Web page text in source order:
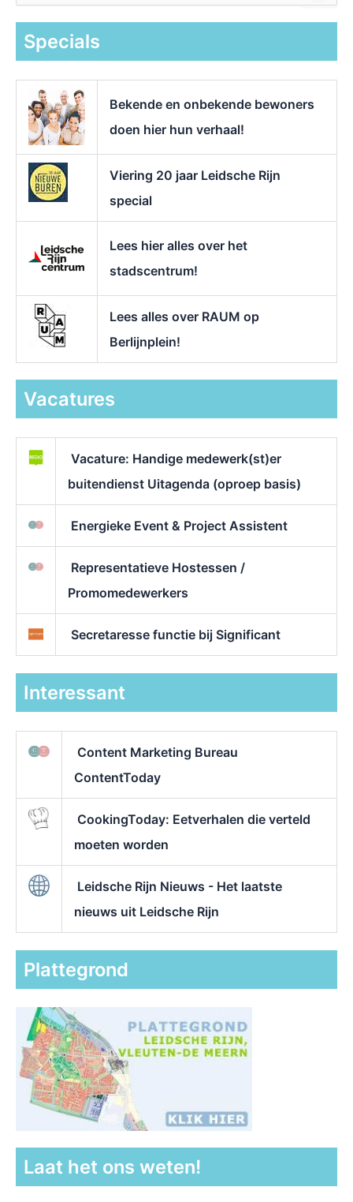
a
Specials
Bekende en onbekende bewoners
doen hier hun verhaal!
Viering 20 jaar Leidsche Rijn
special
Lees hier alles over het
stadscentrum!
Lees alles over RAUM op
Berlijnplein!
Vacatures
Vacature: Handige medewerk(st)er
buitendienst Uitagenda (oproep basis)
Energieke Event & Project Assistent
Representatieve Hostessen /
Promomedewerkers
Secretaresse functie bij Significant
Interessant
Content Marketing Bureau
ContentToday
CookingToday: Eetverhalen die verteld
moeten worden
Leidsche Rijn Nieuws - Het laatste
nieuws uit Leidsche Rijn
Plattegrond
Laat het ons weten!